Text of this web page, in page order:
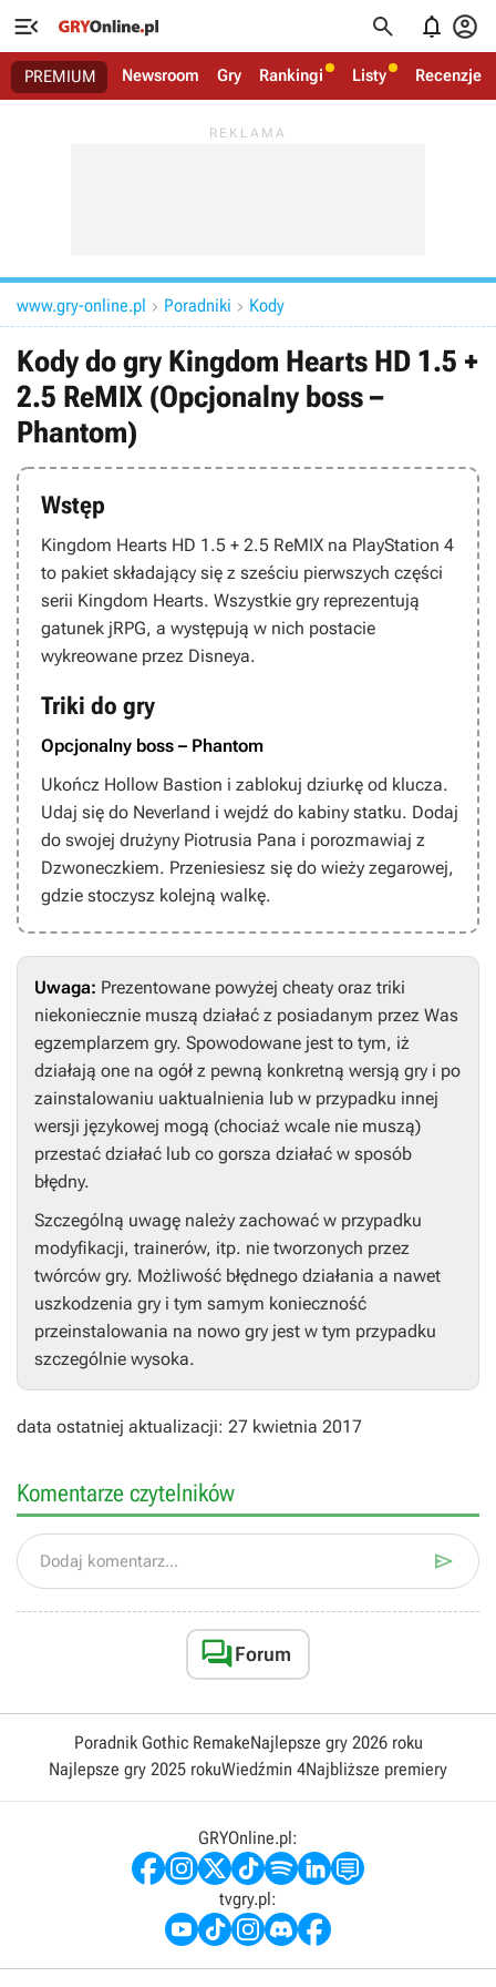
   
PREMIUM Newsroom Gry Rankingi Listy Recenzje
www.gry-online.pl  Poradniki  Kody
Kody do gry Kingdom Hearts HD 1.5 +
2.5 ReMIX (Opcjonalny boss –
Phantom)
Wstęp
Kingdom Hearts HD 1.5 + 2.5 ReMIX na PlayStation 4
to pakiet składający się z sześciu pierwszych części
serii Kingdom Hearts. Wszystkie gry reprezentują
gatunek jRPG, a występują w nich postacie
wykreowane przez Disneya.
Triki do gry
Opcjonalny boss – Phantom
Ukończ Hollow Bastion i zablokuj dziurkę od klucza.
Udaj się do Neverland i wejdź do kabiny statku. Dodaj
do swojej drużyny Piotrusia Pana i porozmawiaj z
Dzwoneczkiem. Przeniesiesz się do wieży zegarowej,
gdzie stoczysz kolejną walkę.
Uwaga: Prezentowane powyżej cheaty oraz triki
niekoniecznie muszą działać z posiadanym przez Was
egzemplarzem gry. Spowodowane jest to tym, iż
działają one na ogół z pewną konkretną wersją gry i po
zainstalowaniu uaktualnienia lub w przypadku innej
wersji językowej mogą (chociaż wcale nie muszą)
przestać działać lub co gorsza działać w sposób
błędny.
Szczególną uwagę należy zachować w przypadku
modyfikacji, trainerów, itp. nie tworzonych przez
twórców gry. Możliwość błędnego działania a nawet
uszkodzenia gry i tym samym konieczność
przeinstalowania na nowo gry jest w tym przypadku
szczególnie wysoka.
data ostatniej aktualizacji: 27 kwietnia 2017
Komentarze czytelników
Dodaj komentarz... 
Forum
Poradnik Gothic RemakeNajlepsze gry 2026 roku
Najlepsze gry 2025 rokuWiedźmin 4Najbliższe premiery
GRYOnline.pl:
tvgry.pl: